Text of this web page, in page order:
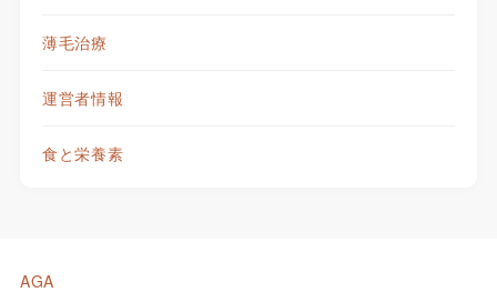
薄毛治療
運営者情報
食と栄養素
AGA